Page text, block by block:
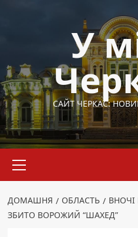
У
САЙТ ЧЕРКАС:
меню
ДОМАШНЯ ОБЛАСТЬ
ЗБИТО ВОРОЖИЙ “ШАХЕД”